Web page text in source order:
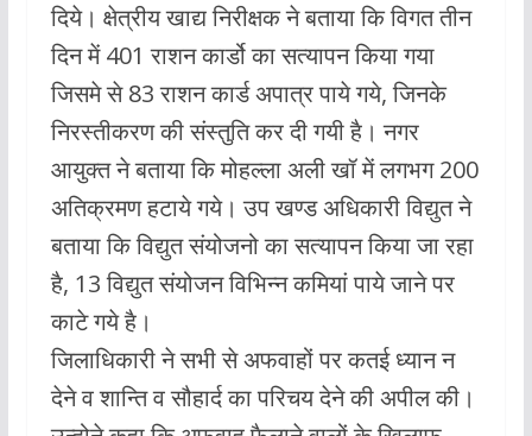
दिये। क्षेत्रीय खाद्य निरीक्षक ने बताया कि विगत तीन
दिन में 401 राशन कार्डो का सत्यापन किया गया
जिसमे से 83 राशन कार्ड अपात्र पाये गये, जिनके
निरस्तीकरण की संस्तुति कर दी गयी है। नगर
आयुक्त ने बताया कि मोहल्ला अली खॉ में लगभग 200
अतिक्रमण हटाये गये। उप खण्ड अधिकारी विद्युत ने
बताया कि विद्युत संयोजनो का सत्यापन किया जा रहा
है, 13 विद्युत संयोजन विभिन्न कमियां पाये जाने पर
काटे गये है।
जिलाधिकारी ने सभी से अफवाहों पर कतई ध्यान न
देने व शान्ति व सौहार्द का परिचय देने की अपील की।